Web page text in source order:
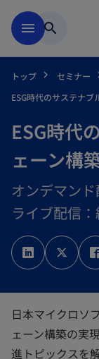
menu search
トップ
セミナー
ESG時代のサステナ
ESG時代
ェーン構
オンデマン
ライブ配信
新
し
い
タ
新
し
い
タ
日本マイクロソ
ェーン構築の実
進トピックスを